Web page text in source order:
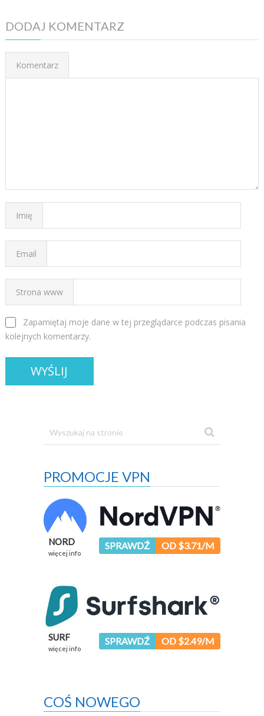
DODAJ KOMENTARZ
Komentarz
Imię
Email
Strona www
Zapamiętaj moje dane w tej przeglądarce podczas pisania
kolejnych komentarzy.
PROMOCJE VPN
NORD
więcej info
SPRAWDŹ OD $3.71/M
SURF
więcej info
SPRAWDŹ OD $2.49/M
COŚ NOWEGO